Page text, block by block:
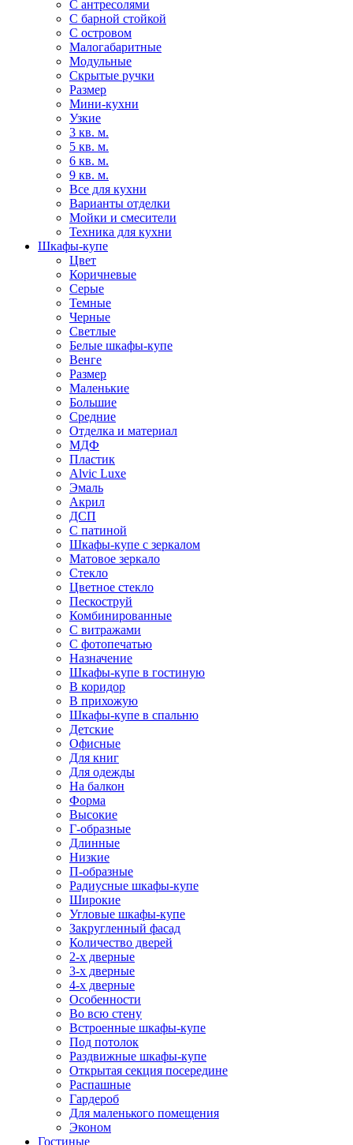
С антресолями
С барной стойкой
С островом
Малогабаритные
Модульные
Скрытые ручки
Размер
Мини-кухни
Узкие
3 кв. м.
5 кв. м.
6 кв. м.
9 кв. м.
Все для кухни
Варианты отделки
Мойки и смесители
Техника для кухни
Шкафы-купе
Цвет
Коричневые
Серые
Темные
Черные
Светлые
Белые шкафы-купе
Венге
Размер
Маленькие
Большие
Средние
Отделка и материал
МДФ
Пластик
Alvic Luxe
Эмаль
Акрил
ДСП
С патиной
Шкафы-купе с зеркалом
Матовое зеркало
Стекло
Цветное стекло
Пескоструй
Комбинированные
С витражами
С фотопечатью
Назначение
Шкафы-купе в гостиную
В коридор
В прихожую
Шкафы-купе в спальню
Детские
Офисные
Для книг
Для одежды
На балкон
Форма
Высокие
Г-образные
Длинные
Низкие
П-образные
Радиусные шкафы-купе
Широкие
Угловые шкафы-купе
Закругленный фасад
Количество дверей
2-х дверные
3-х дверные
4-х дверные
Особенности
Во всю стену
Встроенные шкафы-купе
Под потолок
Раздвижные шкафы-купе
Открытая секция посередине
Распашные
Гардероб
Для маленького помещения
Эконом
Гостиные